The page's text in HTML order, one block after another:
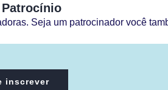
Patrocínio
Seja um patrocinador você
inscrever